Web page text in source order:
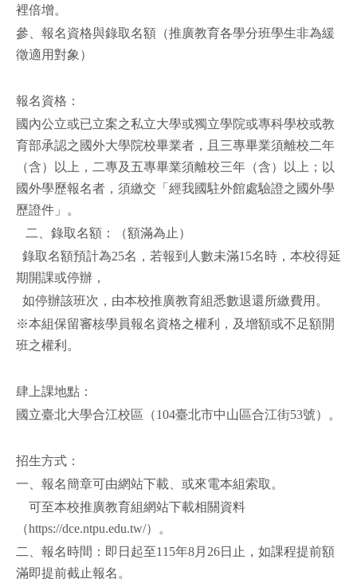
裡倍增。
參、報名資格與錄取名額（推廣教育各學分班學生非為緩
徵適用對象）
報名資格：
國內公立或已立案之私立大學或獨立學院或專科學校或教
育部承認之國外大學院校畢業者，且三專畢業須離校二年
（含）以上，二專及五專畢業須離校三年（含）以上；以
國外學歷報名者，須繳交「經我國駐外館處驗證之國外學
歷證件」。
二、錄取名額：（額滿為止）
錄取名額預計為25名，若報到人數未滿15名時，本校得延
期開課或停辦，
如停辦該班次，由本校推廣教育組悉數退還所繳費用。
※本組保留審核學員報名資格之權利，及增額或不足額開
班之權利。
肆上課地點：
國立臺北大學合江校區（104臺北市中山區合江街53號）。
招生方式：
一、報名簡章可由網站下載、或來電本組索取。
可至本校推廣教育組網站下載相關資料
（https://dce.ntpu.edu.tw/）。
二、報名時間：即日起至115年8月26日止，如課程提前額
滿即提前截止報名。